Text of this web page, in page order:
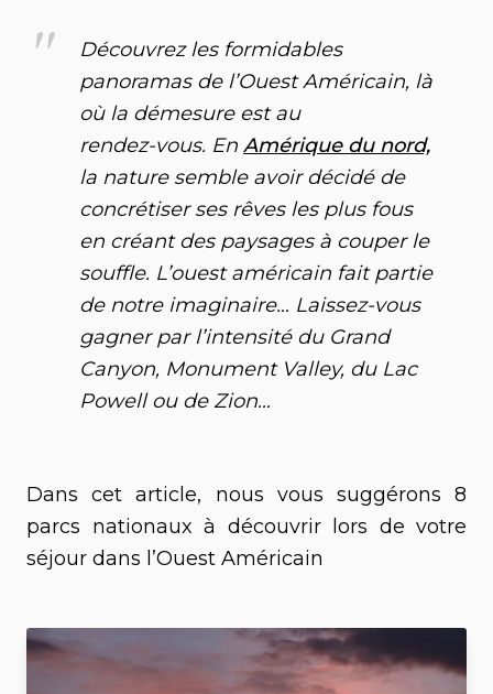
"
Découvrez les formidables
panoramas de l’Ouest Américain, là
où la démesure est au
rendez-vous. En Amérique du nord,
la nature semble avoir décidé de
concrétiser ses rêves les plus fous
en créant des paysages à couper le
souffle. L’ouest américain fait partie
de notre imaginaire… Laissez-vous
gagner par l’intensité du Grand
Canyon, Monument Valley, du Lac
Powell ou de Zion…
Dans cet article, nous vous suggérons 8
parcs nationaux à découvrir lors de votre
séjour dans l’Ouest Américain